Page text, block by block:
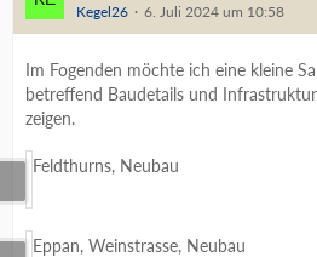
Kegel26 6. Juli 2024 um 10:58
Im Fogenden möchte ich eine kleine
betreffend Baudetails und
zeigen.
Feldthurns, Neubau
Eppan, Weinstrasse, Neubau